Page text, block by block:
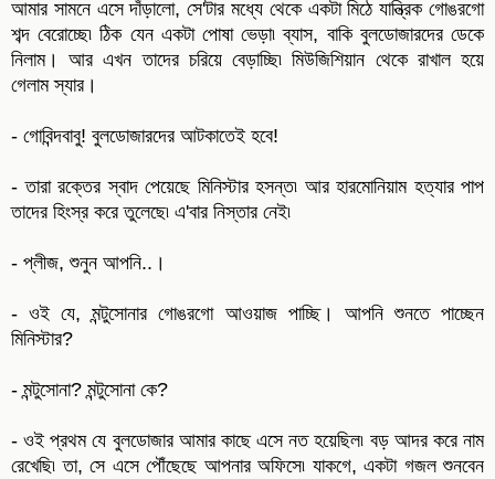
আমার সামনে এসে দাঁড়ালো, সে'টার মধ্যে থেকে একটা মিঠে যান্ত্রিক গোঙরগো
শব্দ বেরোচ্ছে৷ ঠিক যেন একটা পোষা ভেড়া৷ ব্যাস, বাকি বুলডোজারদের ডেকে
নিলাম। আর এখন তাদের চরিয়ে বেড়াচ্ছি৷ মিউজিশিয়ান থেকে রাখাল হয়ে
গেলাম স্যার।
- গোবিন্দবাবু! বুলডোজারদের আটকাতেই হবে!
- তারা রক্তের স্বাদ পেয়েছে মিনিস্টার হসন্ত৷ আর হারমোনিয়াম হত্যার পাপ
তাদের হিংস্র করে তুলেছে৷ এ'বার নিস্তার নেই৷
- প্লীজ, শুনুন আপনি..।
- ওই যে, মন্টুসোনার গোঙরগো আওয়াজ পাচ্ছি। আপনি শুনতে পাচ্ছেন
মিনিস্টার?
- মন্টুসোনা? মন্টুসোনা কে?
- ওই প্রথম যে বুলডোজার আমার কাছে এসে নত হয়েছিল৷ বড় আদর করে নাম
রেখেছি৷ তা, সে এসে পৌঁছেছে আপনার অফিসে৷ যাকগে, একটা গজল শুনবেন